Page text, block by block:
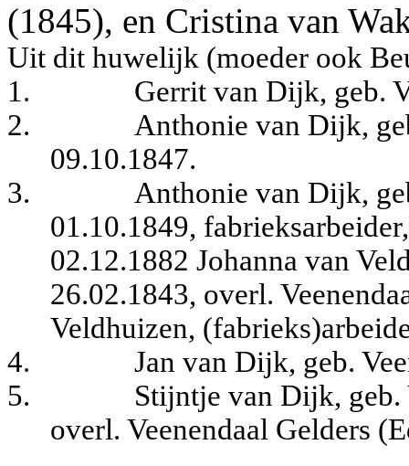
(1845), en Cristina van
Uit dit huwelijk (moeder ook
1.
Gerrit van Dijk, geb.
2.
Anthonie van Dijk,
09.10.1847.
3.
Anthonie van Dijk,
01.10.1849,
02.12.1882 Johanna van
26.02.1843, overl.
Veldhuizen,
4.
Jan van Dijk, geb.
5.
Stijntje van Dijk, geb.
overl. Veenendaal Gelders